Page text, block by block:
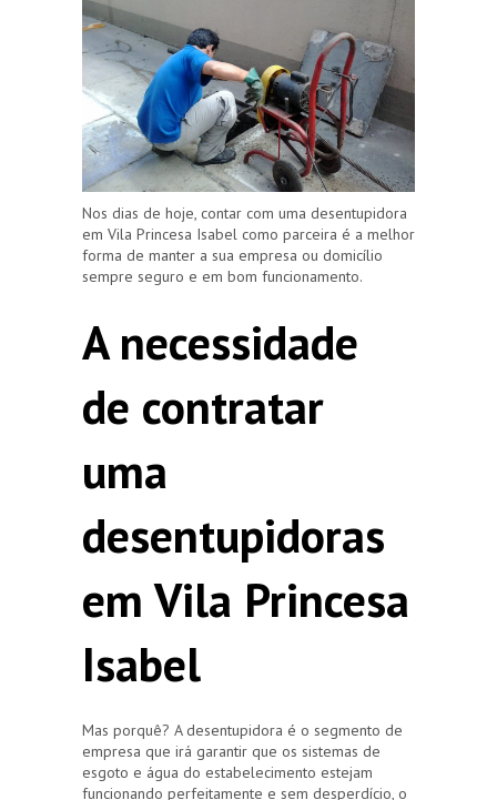
Nos dias de hoje, contar com uma desentupidora
em Vila Princesa Isabel como parceira é a melhor
forma de manter a sua empresa ou domicílio
sempre seguro e em bom funcionamento.
A necessidade
de contratar
uma
desentupidoras
em Vila Princesa
Isabel
Mas porquê? A desentupidora é o segmento de
empresa que irá garantir que os sistemas de
esgoto e água do estabelecimento estejam
funcionando perfeitamente e sem desperdício, o